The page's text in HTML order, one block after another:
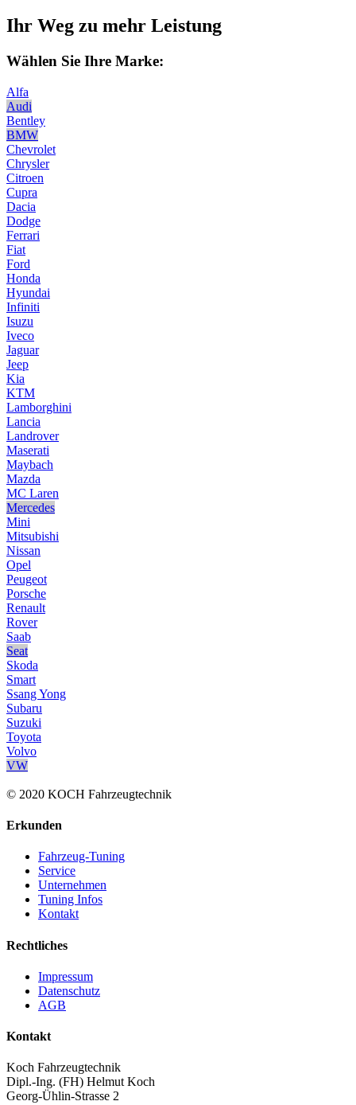
Ihr Weg zu mehr Leistung
Wählen Sie Ihre Marke:
Alfa
Audi
Bentley
BMW
Chevrolet
Chrysler
Citroen
Cupra
Dacia
Dodge
Ferrari
Fiat
Ford
Honda
Hyundai
Infiniti
Isuzu
Iveco
Jaguar
Jeep
Kia
KTM
Lamborghini
Lancia
Landrover
Maserati
Maybach
Mazda
MC Laren
Mercedes
Mini
Mitsubishi
Nissan
Opel
Peugeot
Porsche
Renault
Rover
Saab
Seat
Skoda
Smart
Ssang Yong
Subaru
Suzuki
Toyota
Volvo
VW
© 2020 KOCH Fahrzeugtechnik
Erkunden
Fahrzeug-Tuning
Service
Unternehmen
Tuning Infos
Kontakt
Rechtliches
Impressum
Datenschutz
AGB
Kontakt
Koch Fahrzeugtechnik
Dipl.-Ing. (FH) Helmut Koch
Georg-Ühlin-Strasse 2